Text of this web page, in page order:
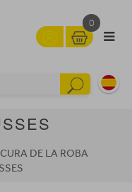
0
CURA DE LA ROBA